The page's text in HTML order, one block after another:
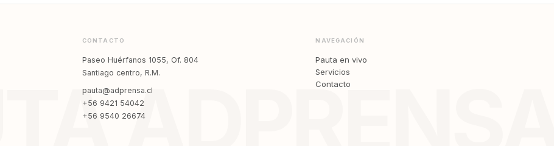
CONTACTO
Paseo Huérfanos 1055, Of. 804
Santiago centro, R.M.
pauta@adprensa.cl
+56 9421 54042
+56 9540 26674
NAVEGACIÓN
Pauta en vivo
Servicios
Contacto